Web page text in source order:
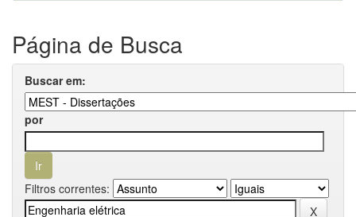
Página de Busca
Buscar em:
por
Filtros correntes: